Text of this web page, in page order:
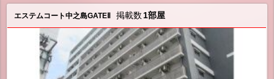
エステムコート中之島GATEⅡ 掲載数 1部屋